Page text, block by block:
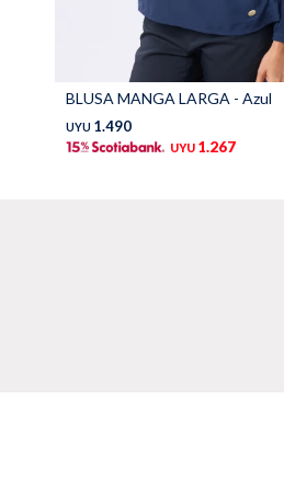
BLUSA MANGA LARGA - Azul
UYU 1.490
UYU 1.267